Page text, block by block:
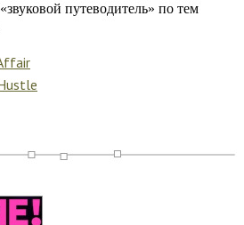
путеводитель» по тем